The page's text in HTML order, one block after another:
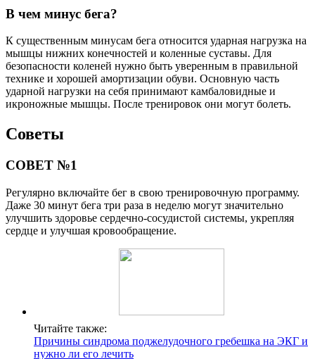
В чем минус бега?
К существенным минусам бега относится ударная нагрузка на
мышцы нижних конечностей и коленные суставы. Для
безопасности коленей нужно быть уверенным в правильной
технике и хорошей амортизации обуви. Основную часть
ударной нагрузки на себя принимают камбаловидные и
икроножные мышцы. После тренировок они могут болеть.
Советы
СОВЕТ №1
Регулярно включайте бег в свою тренировочную программу.
Даже 30 минут бега три раза в неделю могут значительно
улучшить здоровье сердечно-сосудистой системы, укрепляя
сердце и улучшая кровообращение.
Читайте также:
Причины синдрома поджелудочного гребешка на ЭКГ и
нужно ли его лечить